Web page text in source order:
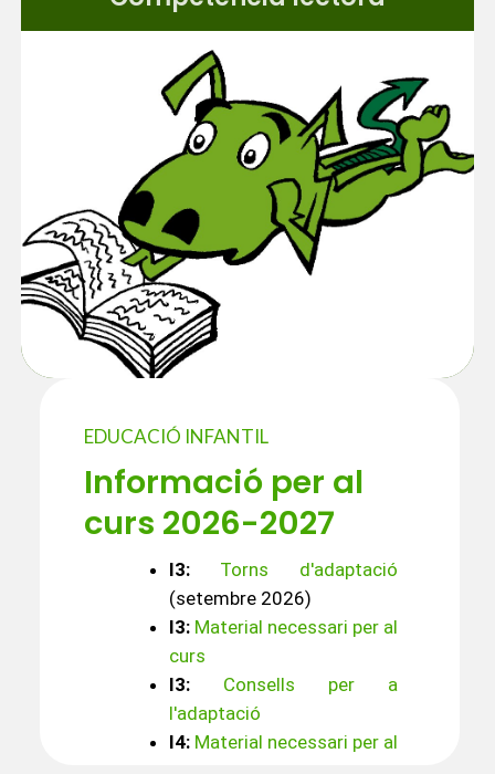
EDUCACIÓ INFANTIL
Informació per al
curs 2026-2027
I3:
Torns d'adaptació
(setembre 2026)
I3: Material necessari per al
curs
I3:
Consells per a
l'adaptació
I4: Material necessari per al